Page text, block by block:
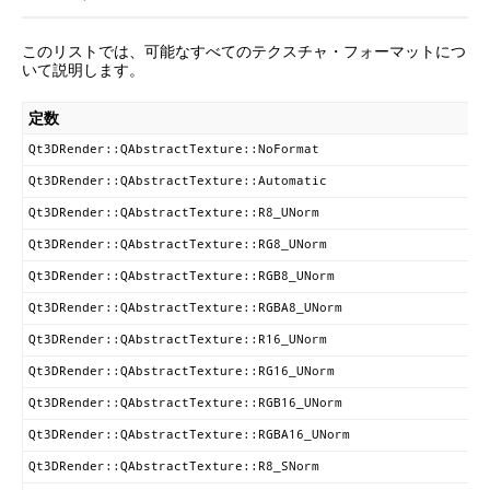
このリストでは、可能なすべてのテクスチャ・フォーマットにつ
いて説明します。
定数
Qt3DRender::QAbstractTexture::NoFormat
Qt3DRender::QAbstractTexture::Automatic
Qt3DRender::QAbstractTexture::R8_UNorm
Qt3DRender::QAbstractTexture::RG8_UNorm
Qt3DRender::QAbstractTexture::RGB8_UNorm
Qt3DRender::QAbstractTexture::RGBA8_UNorm
Qt3DRender::QAbstractTexture::R16_UNorm
Qt3DRender::QAbstractTexture::RG16_UNorm
Qt3DRender::QAbstractTexture::RGB16_UNorm
Qt3DRender::QAbstractTexture::RGBA16_UNorm
Qt3DRender::QAbstractTexture::R8_SNorm